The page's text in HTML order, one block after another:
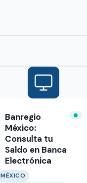
Banregio
México:
Consulta tu
Saldo en Banca
Electrónica
MÉXICO